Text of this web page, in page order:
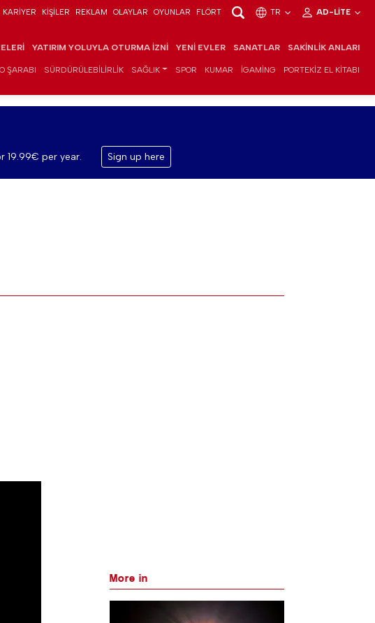
KARIYER KIŞILER REKLAM OLAYLAR OYUNLAR FLÖRT TR AD-LITE
YATIRIM YOLUYLA OTURMA İZNI YENI EVLER SANATLAR SAKINLIK ANLARI
ŞARABI SÜRDÜRÜLEBILIRLIK SAĞLIK SPOR KUMAR IGAMING PORTEKIZ EL KITABI
19.99€ per year. Sign up here
More in